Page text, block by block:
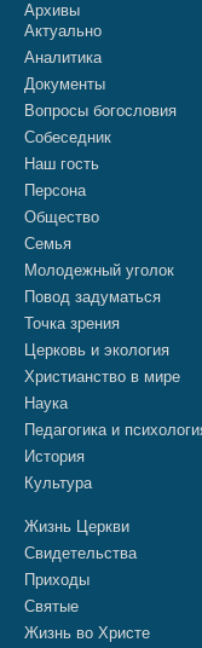
Архивы
Актуально
Аналитика
Документы
Вопросы богословия
Собеседник
Наш гость
Персона
Общество
Семья
Молодежный уголок
Повод задуматься
Точка зрения
Церковь и экология
Христианство в мире
Наука
Педагогика и
История
Культура
Жизнь Церкви
Свидетельства
Приходы
Святые
Жизнь во Христе